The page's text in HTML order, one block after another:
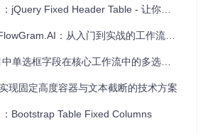
在寻找一个既能保证精度又具备高性能的
对值得您的关注和尝试。现在就加入这
程带来的乐趣吧！
Fixed Header Table - 让你的表格头始终可见！
：从入门到实战的工作流开发指南
选框字段在核心工作流中的多选问题分析
现固定高度容器与文本截断的技术方案
Bootstrap Table Fixed Columns